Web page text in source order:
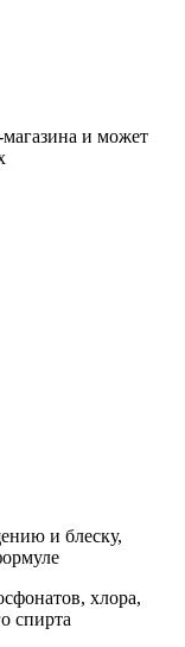
магазина и может
и блеску,
хлора,
спирта